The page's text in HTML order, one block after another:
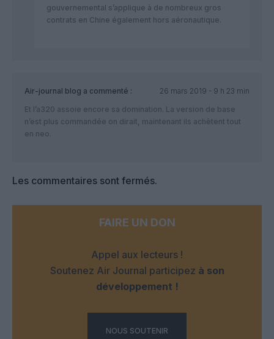
gouvernemental s’applique à de nombreux gros
contrats en Chine également hors aéronautique.
Air-journal blog a commenté :
26 mars 2019 - 9 h 23 min
Et l’a320 assoie encore sa domination. La version de base
n’est plus commandée on dirait, maintenant ils achètent tout
en neo.
Les commentaires sont fermés.
FAIRE UN DON
Appel aux lecteurs !
Soutenez Air Journal participez à son
développement !
NOUS SOUTENIR